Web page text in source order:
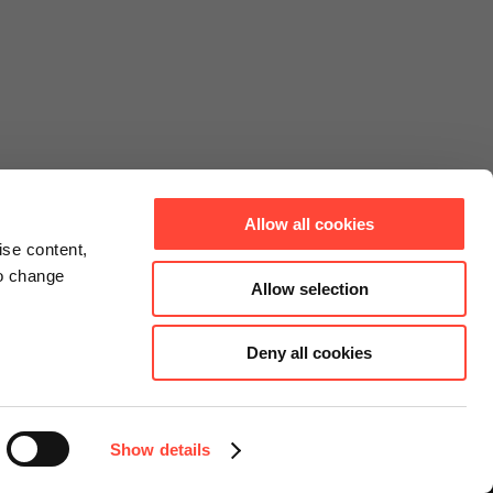
content,
change
Show details
Allow all cookies
Allow selection
Deny all cookies
Instagram
Facebook